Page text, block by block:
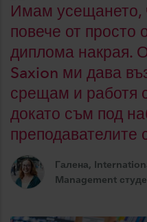
Имам усещането,
повече от просто
диплома накрая.
Saxion ми дава
срещам и работя
докато съм под
преподавателите
Галена,
Management